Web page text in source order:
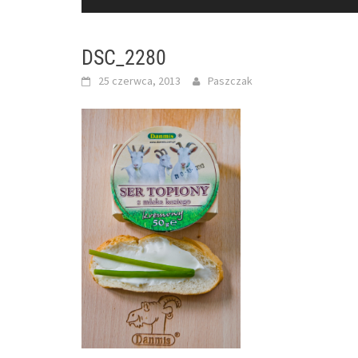
DSC_2280
25 czerwca, 2013 Paszczak